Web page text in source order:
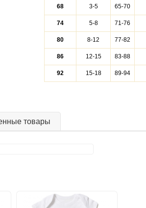
68 3-5 65-70
74 5-8 71-76
80 8-12 77-82
86 12-15 83-88
92 15-18 89-94
товары